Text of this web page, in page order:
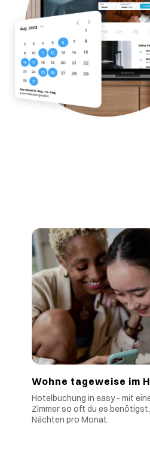
Wohne tageweise im
Hotelbuchung in easy - mit
Zimmer so oft du es
Nächten pro Monat.